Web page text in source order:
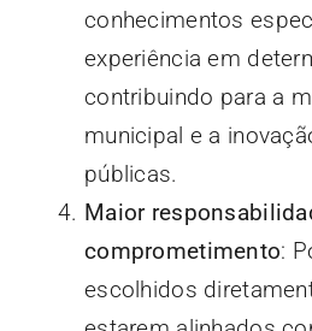
conhecimentos
experiência em
contribuindo para a
municipal e a
públicas.
Maior
comprometimento:
escolhidos